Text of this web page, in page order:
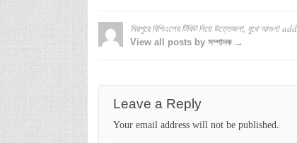
মিরপুরে বিপিএলের টিকিট নিয়ে উত্তেজনা, বুথে আগুন!
View all posts by সম্পাদক →
Leave a Reply
Your email address will not be published.